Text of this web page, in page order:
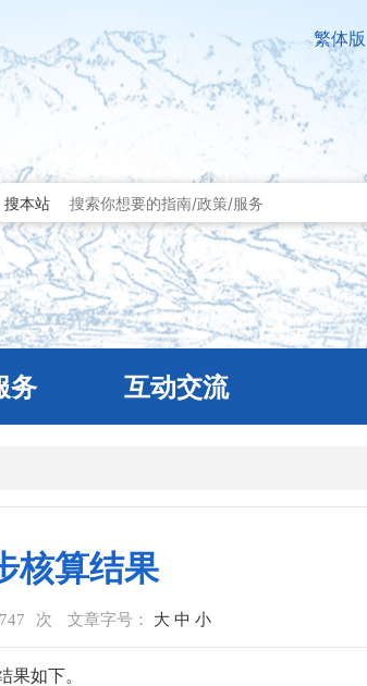
繁体版
搜本站
务 互动交流
核算结果
次 文章字号： 大 中 小
果如下。